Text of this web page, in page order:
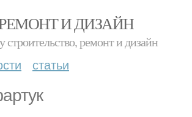
И ДИЗАЙН
ремонт и дизайн
статьи